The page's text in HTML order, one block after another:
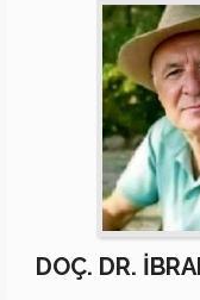
DOÇ. DR.